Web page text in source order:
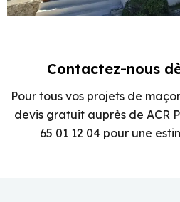
Contactez-nous
Pour tous vos projets de
devis gratuit auprès de ACR
65 01 12 04 pour une